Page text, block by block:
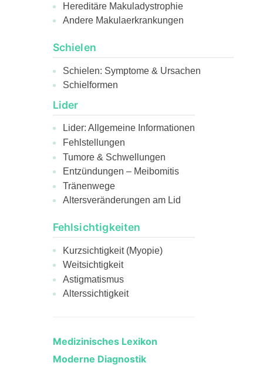
Hereditäre Makuladystrophie
Andere Makulaerkrankungen
Schielen
Schielen: Symptome & Ursachen
Schielformen
Lider
Lider: Allgemeine Informationen
Fehlstellungen
Tumore & Schwellungen
Entzündungen – Meibomitis
Tränenwege
Altersveränderungen am Lid
Fehlsichtigkeiten
Kurzsichtigkeit (Myopie)
Weitsichtigkeit
Astigmatismus
Alterssichtigkeit
Medizinisches Lexikon
Moderne Diagnostik